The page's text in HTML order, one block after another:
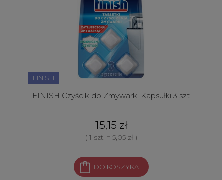
FINISH
FINISH Czyścik do Zmywarki Kapsułki 3 szt
15,15 zł
( 1 szt. = 5,05 zł )
DO KOSZYKA